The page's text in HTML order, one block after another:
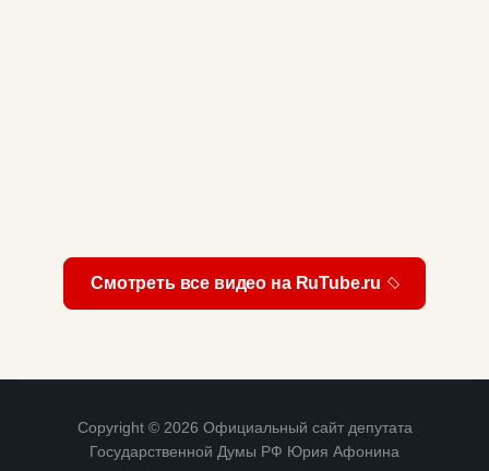
Смотреть все видео на RuTube.ru
Copyright © 2026 Официальный сайт депутата
Государственной Думы РФ Юрия Афонина